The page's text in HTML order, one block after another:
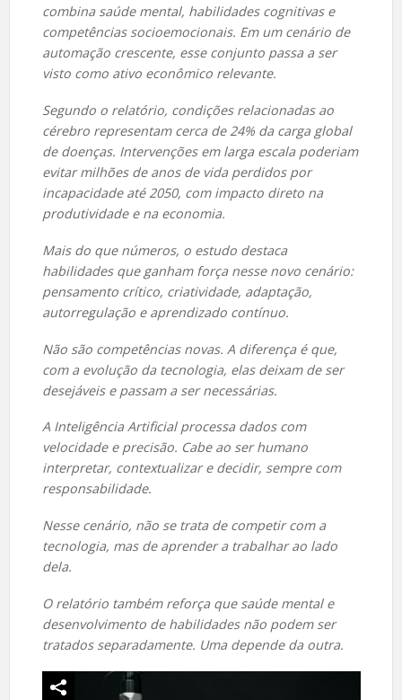
combina saúde mental, habilidades cognitivas e
competências socioemocionais. Em um cenário de
automação crescente, esse conjunto passa a ser
visto como ativo econômico relevante.
Segundo o relatório, condições relacionadas ao
cérebro representam cerca de 24% da carga global
de doenças. Intervenções em larga escala poderiam
evitar milhões de anos de vida perdidos por
incapacidade até 2050, com impacto direto na
produtividade e na economia.
Mais do que números, o estudo destaca
habilidades que ganham força nesse novo cenário:
pensamento crítico, criatividade, adaptação,
autorregulação e aprendizado contínuo.
Não são competências novas. A diferença é que,
com a evolução da tecnologia, elas deixam de ser
desejáveis e passam a ser necessárias.
A Inteligência Artificial processa dados com
velocidade e precisão. Cabe ao ser humano
interpretar, contextualizar e decidir, sempre com
responsabilidade.
Nesse cenário, não se trata de competir com a
tecnologia, mas de aprender a trabalhar ao lado
dela.
O relatório também reforça que saúde mental e
desenvolvimento de habilidades não podem ser
tratados separadamente. Uma depende da outra.